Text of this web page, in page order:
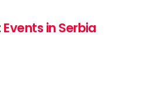
Events in Serbia